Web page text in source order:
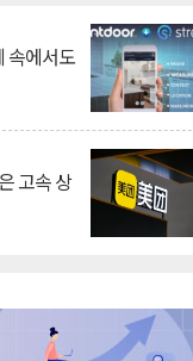
속에서도
고속 상